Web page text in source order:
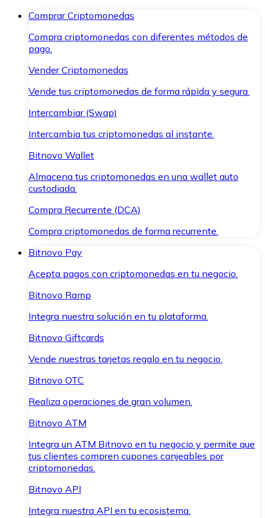
Comprar Criptomonedas
Compra criptomonedas con diferentes métodos de
pago.
Vender Criptomonedas
Vende tus criptomonedas de forma rápida y segura.
Intercambiar (Swap)
Intercambia tus criptomonedas al instante.
Bitnovo Wallet
Almacena tus criptomonedas en una wallet auto
custodiada.
Compra Recurrente (DCA)
Compra criptomonedas de forma recurrente.
Bitnovo Pay
Acepta pagos con criptomonedas en tu negocio.
Bitnovo Ramp
Integra nuestra solución en tu plataforma.
Bitnovo Giftcards
Vende nuestras tarjetas regalo en tu negocio.
Bitnovo OTC
Realiza operaciones de gran volumen.
Bitnovo ATM
Integra un ATM Bitnovo en tu negocio y permite que
tus clientes compren cupones canjeables por
criptomonedas.
Bitnovo API
Integra nuestra API en tu ecosistema.